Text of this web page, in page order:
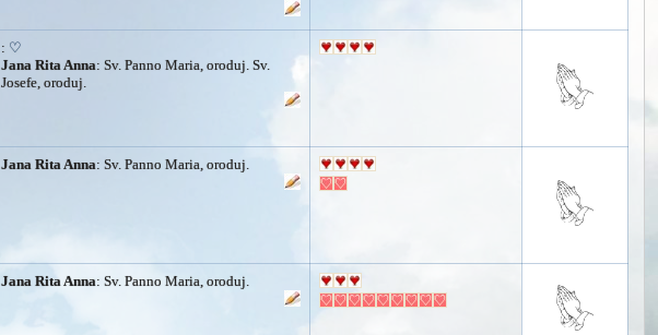
: ♡
Jana Rita Anna: Sv. Panno Maria, oroduj. Sv.
Josefe, oroduj.
Jana Rita Anna: Sv. Panno Maria, oroduj.
Jana Rita Anna: Sv. Panno Maria, oroduj.